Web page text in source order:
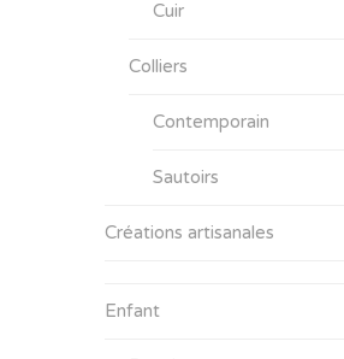
Cuir
Colliers
Contemporain
Sautoirs
Créations artisanales
Enfant